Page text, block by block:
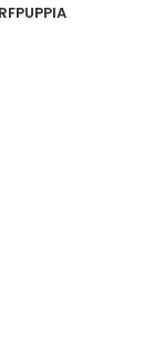
PUPPIA